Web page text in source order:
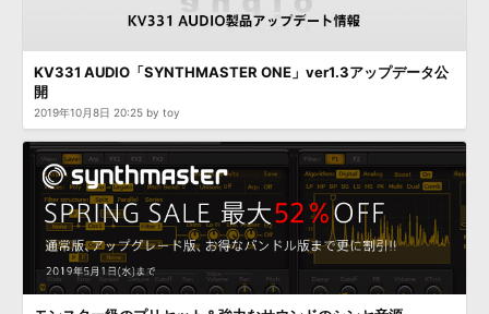
KV331 AUDIO「SYNTHMASTER ONE」ver1.3アップデータ公
開
2019年10月8日 20:25 by toy